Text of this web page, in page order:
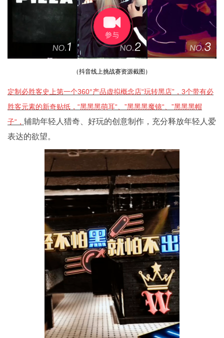
（抖音线上挑战赛资源截图）
定制必胜客史上第一个360°产品虚拟概念店“玩转黑店”， 3个带有必
胜客元素的新奇贴纸，“黑黑黑萌耳“、”黑黑黑魔镜“、”黑黑黑帽
子“， 辅助年轻人猎奇、好玩的创意制作，充分释放年轻人爱
表达的欲望。